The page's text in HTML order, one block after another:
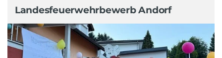
Landesfeuerwehrbewerb Andorf